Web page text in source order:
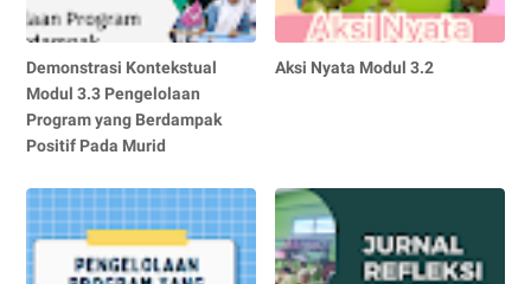
Demonstrasi Kontekstual
Modul 3.3 Pengelolaan
Program yang Berdampak
Positif Pada Murid
Aksi Nyata Modul 3.2